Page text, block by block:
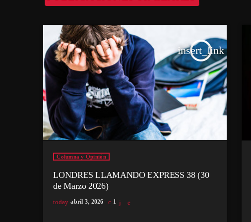
insert_link
Columna y Opinión
LONDRES LLAMANDO EXPRESS 38 (30
de Marzo 2026)
today abril 3, 2026 1